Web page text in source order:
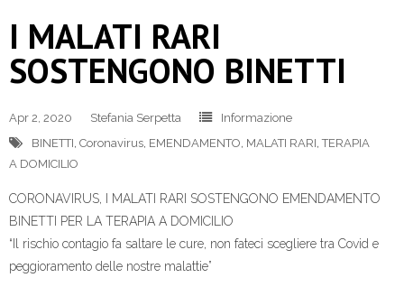
I MALATI RARI
SOSTENGONO BINETTI
Apr 2, 2020 Stefania Serpetta
Informazione
BINETTI, Coronavirus, EMENDAMENTO, MALATI RARI,TERAPIA
A DOMICILIO
CORONAVIRUS, I MALATI RARI SOSTENGONO EMENDAMENTO
BINETTI PER LA TERAPIA A DOMICILIO
“Il rischio contagio fa saltare le cure, non fateci scegliere tra Covid e
peggioramento delle nostre malattie”